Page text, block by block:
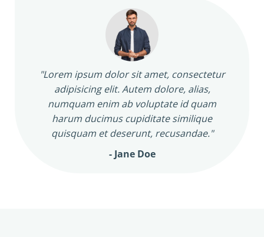
"Lorem ipsum dolor sit amet, consectetur
adipisicing elit. Autem dolore, alias,
numquam enim ab voluptate id quam
harum ducimus cupiditate similique
quisquam et deserunt, recusandae."
- Jane Doe